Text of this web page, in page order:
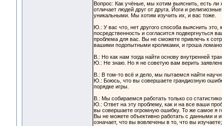
Вопрос: Как учёные, мы хотим выяснить, есть ли
отличает людей друг от друга. Йоги и
уникальными. Мы хотим изучить их, и вас тоже.
Ю.: У вас что, нет другого способа выяснить
посредственность и согласится подвергнуться
проблема для вас. Вы не сможете привлечь к
вашими подопытными кроликами, и гроша
В.: Но как нам тогда найти основу внутренней
Ю.: Не знаю. Но я не советую вам верить
В.: В том-то всё и дело, мы пытаемся найти
Ю.: Боюсь, что вы совершаете грандиозную
порядке игры.
В.: Мы собираемся работать только со
Ю.: Ответ на эту проблему, как и на все ваши
вы совершаете огромную ошибку. То же самое я
Вы не можете объективно работать с данными и
означает, что вы вовлечены в то, что вы